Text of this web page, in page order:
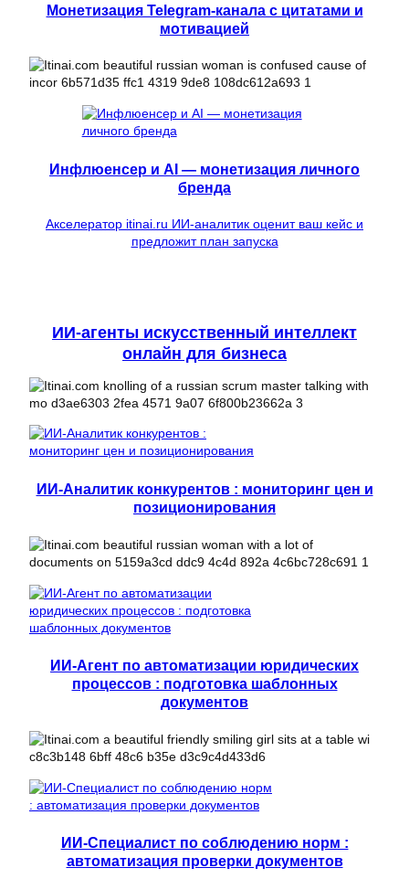
Монетизация Telegram-канала с цитатами и
мотивацией
Инфлюенсер и AI — монетизация личного
бренда
Акселератор itinai.ru ИИ-аналитик оценит ваш кейс и
предложит план запуска
ИИ-агенты искусственный интеллект
онлайн для бизнеса
ИИ-Аналитик конкурентов : мониторинг цен и
позиционирования
ИИ-Агент по автоматизации юридических
процессов : подготовка шаблонных
документов
ИИ-Специалист по соблюдению норм :
автоматизация проверки документов